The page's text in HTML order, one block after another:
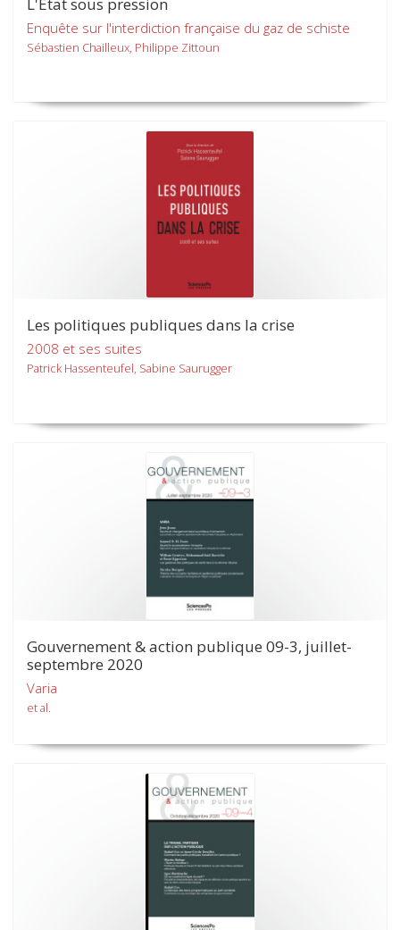
Enquête sur l'interdiction française du gaz de schiste
Sébastien Chailleux, Philippe Zittoun
Les politiques publiques dans la crise
2008 et ses suites
Patrick Hassenteufel, Sabine Saurugger
Gouvernement & action publique 09-3, juillet-
septembre 2020
Varia
et al.